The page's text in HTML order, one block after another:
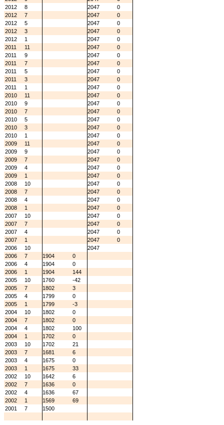
2012
8 2047
0
2012
7 2047
0
2012
5 2047
0
2012
3 2047
0
2012
1 2047
0
2011
11 2047
0
2011
9 2047
0
2011
7 2047
0
2011
5 2047
0
2011
3 2047
0
2011
1 2047
0
2010
11 2047
0
2010
9 2047
0
2010
7 2047
0
2010
5 2047
0
2010
3 2047
0
2010
1 2047
0
2009
11 2047
0
2009
9 2047
0
2009
7 2047
0
2009
4 2047
0
2009
1 2047
0
2008
10 2047
0
2008
7 2047
0
2008
4 2047
0
2008
1 2047
0
2007
10 2047
0
2007
7 2047
0
2007
4 2047
0
2007
1 2047
0
2006
10
2047
2006
7 1904
0
2006
4 1904
0
2006
1 1904
144
2005
10 1760
-42
2005
7 1802
3
2005
4 1799
0
2005
1 1799
-3
2004
10 1802
0
2004
7 1802
0
2004
4 1802
100
2004
1 1702
0
2003
10 1702
21
2003
7 1681
6
2003
4 1675
0
2003
1 1675
33
2002
10 1642
6
2002
7 1636
0
2002
4 1636
67
2002
1 1569
69
2001
7 1500